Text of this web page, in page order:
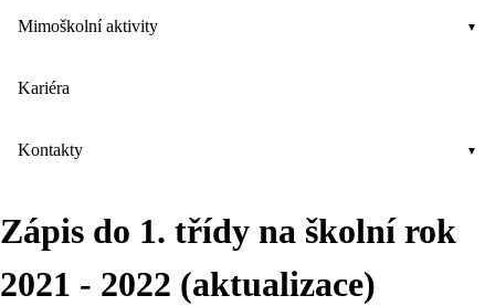
Mimoškolní aktivity
Kariéra
Kontakty
Zápis do 1. třídy na školní rok
2021 - 2022 (aktualizace)